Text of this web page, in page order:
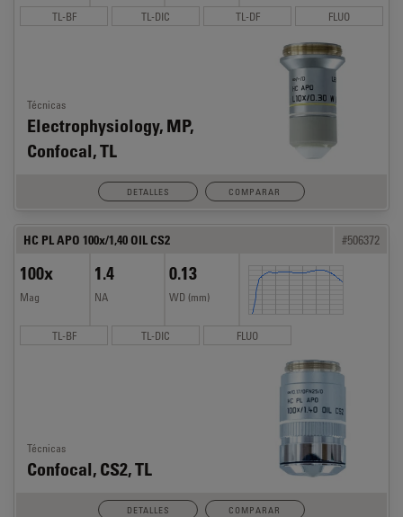
TL-BF TL-DIC TL-DF FLUO
Técnicas
Electrophysiology, MP,
Confocal, TL
DETALLES COMPARAR
HC PL APO 100x/1,40 OIL CS2 #506372
100x
Mag
1.4
NA
0.13
WD (mm)
TL-BF TL-DIC FLUO
Técnicas
Confocal, CS2, TL
DETALLES COMPARAR